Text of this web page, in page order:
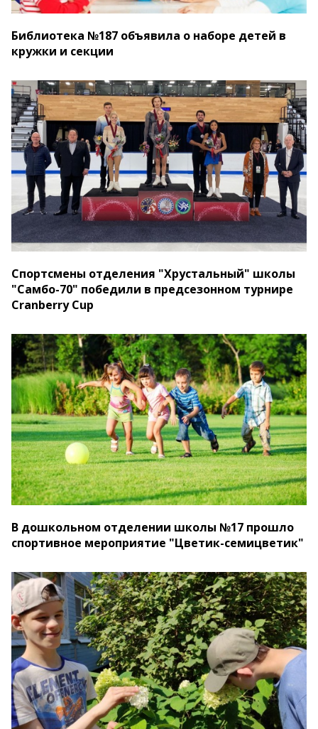
Библиотека №187 объявила о наборе детей в
кружки и секции
Спортсмены отделения "Хрустальный" школы
"Самбо-70" победили в предсезонном турнире
Cranberry Cup
В дошкольном отделении школы №17 прошло
спортивное мероприятие "Цветик-семицветик"